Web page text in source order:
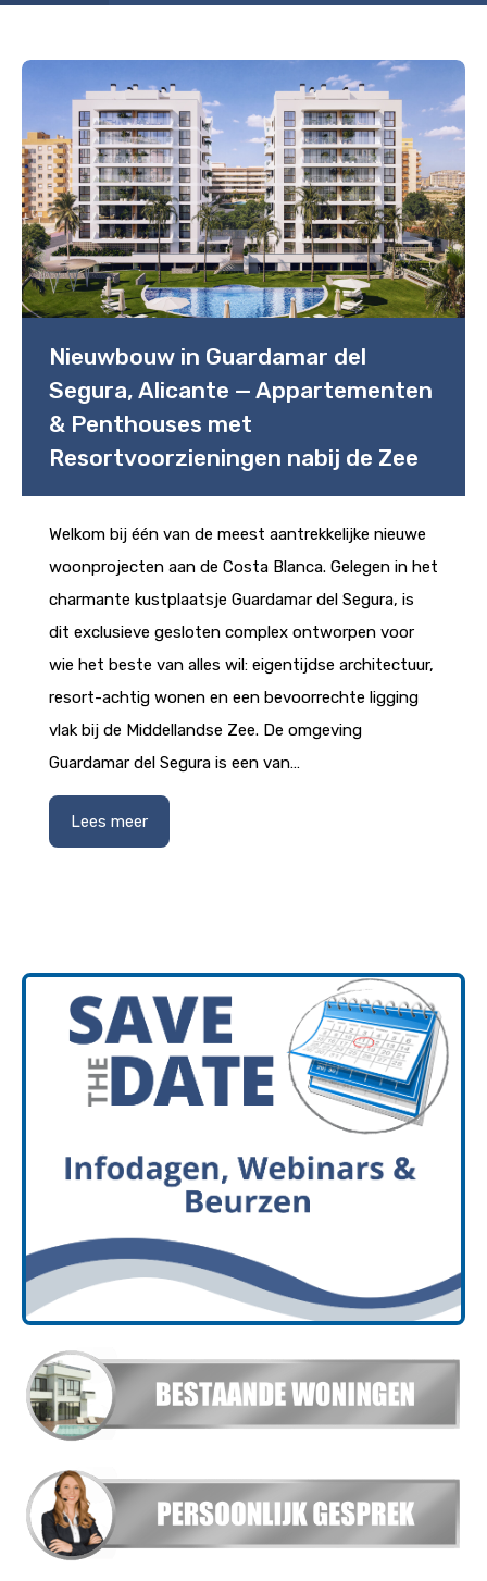
Nieuwbouw in Guardamar del
Segura, Alicante — Appartementen
& Penthouses met
Resortvoorzieningen nabij de Zee
Welkom bij één van de meest aantrekkelijke nieuwe
woonprojecten aan de Costa Blanca. Gelegen in het
charmante kustplaatsje Guardamar del Segura, is
dit exclusieve gesloten complex ontworpen voor
wie het beste van alles wil: eigentijdse architectuur,
resort-achtig wonen en een bevoorrechte ligging
vlak bij de Middellandse Zee. De omgeving
Guardamar del Segura is een van…
Lees meer